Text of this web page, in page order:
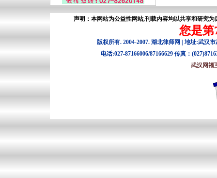
声明：本网站为公益性网站,刊载内容均以共享和研究
您是第
版权所有. 2004-2007. 湖北律师网 | 地址:武汉
电话:027-87166006/87166629 传真：
武汉网福